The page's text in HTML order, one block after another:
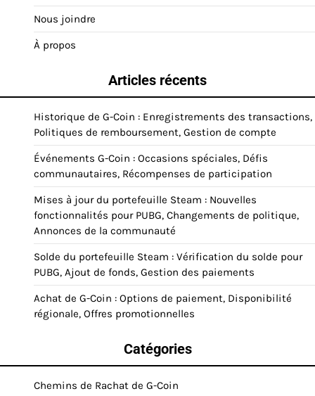
Nous joindre
À propos
Articles récents
Historique de G-Coin : Enregistrements des transactions,
Politiques de remboursement, Gestion de compte
Événements G-Coin : Occasions spéciales, Défis
communautaires, Récompenses de participation
Mises à jour du portefeuille Steam : Nouvelles
fonctionnalités pour PUBG, Changements de politique,
Annonces de la communauté
Solde du portefeuille Steam : Vérification du solde pour
PUBG, Ajout de fonds, Gestion des paiements
Achat de G-Coin : Options de paiement, Disponibilité
régionale, Offres promotionnelles
Catégories
Chemins de Rachat de G-Coin